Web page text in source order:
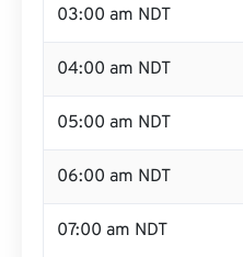
03:00 am NDT
04:00 am NDT
05:00 am NDT
06:00 am NDT
07:00 am NDT